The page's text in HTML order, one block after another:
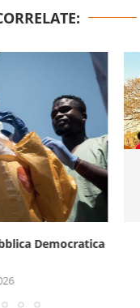
Democratica